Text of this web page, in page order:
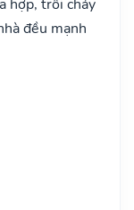
hợp, trôi chảy
đều mạnh